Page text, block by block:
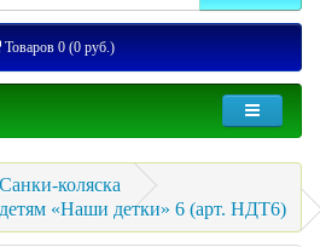
Товаров 0 (0 руб.)
Санки-коляска
«Наши детки» 6 (арт. НДТ6)